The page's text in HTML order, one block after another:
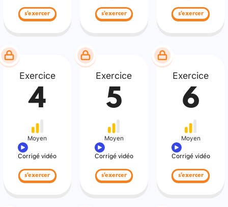
s'exercer s'exercer s'exercer
Exercice
4
Moyen
Corrigé vidéo
s'exercer
Exercice
5
Moyen
Corrigé vidéo
s'exercer
Exercice
6
Moyen
Corrigé vidéo
s'exercer